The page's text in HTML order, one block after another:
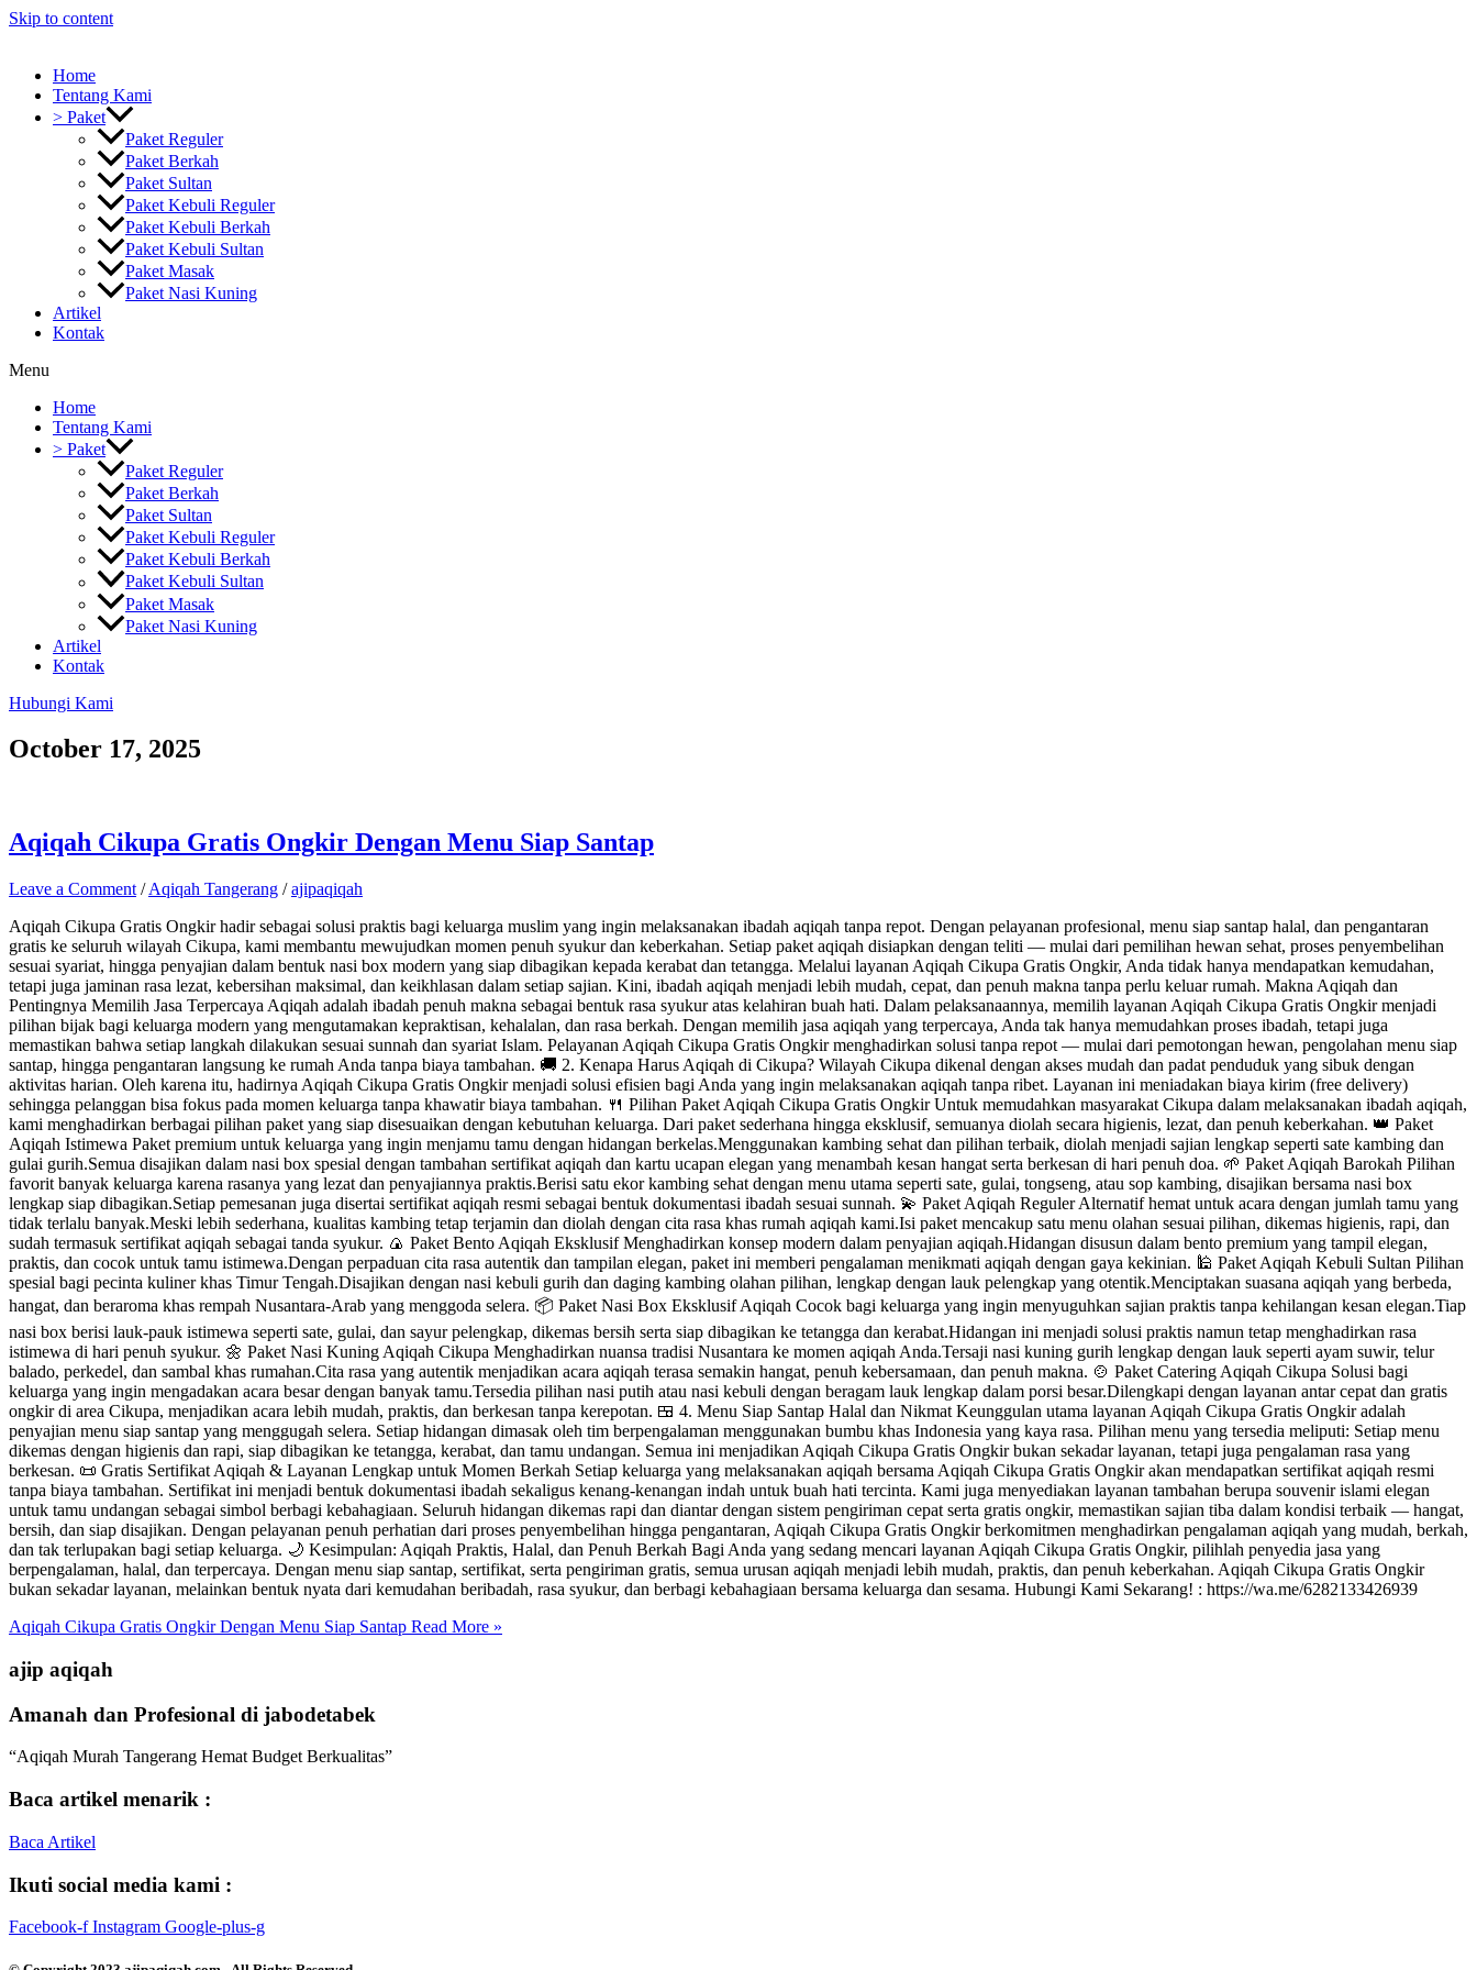
Skip to content
Home
Tentang Kami
> Paket
Paket Reguler
Paket Berkah
Paket Sultan
Paket Kebuli Reguler
Paket Kebuli Berkah
Paket Kebuli Sultan
Paket Masak
Paket Nasi Kuning
Artikel
Kontak
Menu
Home
Tentang Kami
> Paket
Paket Reguler
Paket Berkah
Paket Sultan
Paket Kebuli Reguler
Paket Kebuli Berkah
Paket Kebuli Sultan
Paket Masak
Paket Nasi Kuning
Artikel
Kontak
Hubungi Kami
October 17, 2025
Aqiqah Cikupa Gratis Ongkir Dengan Menu Siap Santap
Leave a Comment /Aqiqah Tangerang /ajipaqiqah
Aqiqah Cikupa Gratis Ongkir hadir sebagai solusi praktis bagi keluarga muslim yang ingin melaksanakan ibadah aqiqah tanpa repot. Dengan pelayanan profesional, menu siap santap halal, dan pengantaran
gratis ke seluruh wilayah Cikupa, kami membantu mewujudkan momen penuh syukur dan keberkahan. Setiap paket aqiqah disiapkan dengan teliti — mulai dari pemilihan hewan sehat, proses penyembelihan
sesuai syariat, hingga penyajian dalam bentuk nasi box modern yang siap dibagikan kepada kerabat dan tetangga. Melalui layanan Aqiqah Cikupa Gratis Ongkir, Anda tidak hanya mendapatkan kemudahan,
tetapi juga jaminan rasa lezat, kebersihan maksimal, dan keikhlasan dalam setiap sajian. Kini, ibadah aqiqah menjadi lebih mudah, cepat, dan penuh makna tanpa perlu keluar rumah. Makna Aqiqah dan
Pentingnya Memilih Jasa Terpercaya Aqiqah adalah ibadah penuh makna sebagai bentuk rasa syukur atas kelahiran buah hati. Dalam pelaksanaannya, memilih layanan Aqiqah Cikupa Gratis Ongkir menjadi
pilihan bijak bagi keluarga modern yang mengutamakan kepraktisan, kehalalan, dan rasa berkah. Dengan memilih jasa aqiqah yang terpercaya, Anda tak hanya memudahkan proses ibadah, tetapi juga
memastikan bahwa setiap langkah dilakukan sesuai sunnah dan syariat Islam. Pelayanan Aqiqah Cikupa Gratis Ongkir menghadirkan solusi tanpa repot — mulai dari pemotongan hewan, pengolahan menu siap
santap, hingga pengantaran langsung ke rumah Anda tanpa biaya tambahan. 🚚 2. Kenapa Harus Aqiqah di Cikupa? Wilayah Cikupa dikenal dengan akses mudah dan padat penduduk yang sibuk dengan
aktivitas harian. Oleh karena itu, hadirnya Aqiqah Cikupa Gratis Ongkir menjadi solusi efisien bagi Anda yang ingin melaksanakan aqiqah tanpa ribet. Layanan ini meniadakan biaya kirim (free delivery)
sehingga pelanggan bisa fokus pada momen keluarga tanpa khawatir biaya tambahan. 🍴 Pilihan Paket Aqiqah Cikupa Gratis Ongkir Untuk memudahkan masyarakat Cikupa dalam melaksanakan ibadah aqiqah,
kami menghadirkan berbagai pilihan paket yang siap disesuaikan dengan kebutuhan keluarga. Dari paket sederhana hingga eksklusif, semuanya diolah secara higienis, lezat, dan penuh keberkahan. 👑 Paket
Aqiqah Istimewa Paket premium untuk keluarga yang ingin menjamu tamu dengan hidangan berkelas.Menggunakan kambing sehat dan pilihan terbaik, diolah menjadi sajian lengkap seperti sate kambing dan
gulai gurih.Semua disajikan dalam nasi box spesial dengan tambahan sertifikat aqiqah dan kartu ucapan elegan yang menambah kesan hangat serta berkesan di hari penuh doa. 🌱 Paket Aqiqah Barokah Pilihan
favorit banyak keluarga karena rasanya yang lezat dan penyajiannya praktis.Berisi satu ekor kambing sehat dengan menu utama seperti sate, gulai, tongseng, atau sop kambing, disajikan bersama nasi box
lengkap siap dibagikan.Setiap pemesanan juga disertai sertifikat aqiqah resmi sebagai bentuk dokumentasi ibadah sesuai sunnah. 💫 Paket Aqiqah Reguler Alternatif hemat untuk acara dengan jumlah tamu yang
tidak terlalu banyak.Meski lebih sederhana, kualitas kambing tetap terjamin dan diolah dengan cita rasa khas rumah aqiqah kami.Isi paket mencakup satu menu olahan sesuai pilihan, dikemas higienis, rapi, dan
sudah termasuk sertifikat aqiqah sebagai tanda syukur. 🍙 Paket Bento Aqiqah Eksklusif Menghadirkan konsep modern dalam penyajian aqiqah.Hidangan disusun dalam bento premium yang tampil elegan,
praktis, dan cocok untuk tamu istimewa.Dengan perpaduan cita rasa autentik dan tampilan elegan, paket ini memberi pengalaman menikmati aqiqah dengan gaya kekinian. 🕌 Paket Aqiqah Kebuli Sultan Pilihan
spesial bagi pecinta kuliner khas Timur Tengah.Disajikan dengan nasi kebuli gurih dan daging kambing olahan pilihan, lengkap dengan lauk pelengkap yang otentik.Menciptakan suasana aqiqah yang berbeda,
hangat, dan beraroma khas rempah Nusantara-Arab yang menggoda selera. 📦 Paket Nasi Box Eksklusif Aqiqah Cocok bagi keluarga yang ingin menyuguhkan sajian praktis tanpa kehilangan kesan elegan.Tiap
nasi box berisi lauk-pauk istimewa seperti sate, gulai, dan sayur pelengkap, dikemas bersih serta siap dibagikan ke tetangga dan kerabat.Hidangan ini menjadi solusi praktis namun tetap menghadirkan rasa
istimewa di hari penuh syukur. 🌼 Paket Nasi Kuning Aqiqah Cikupa Menghadirkan nuansa tradisi Nusantara ke momen aqiqah Anda.Tersaji nasi kuning gurih lengkap dengan lauk seperti ayam suwir, telur
balado, perkedel, dan sambal khas rumahan.Cita rasa yang autentik menjadikan acara aqiqah terasa semakin hangat, penuh kebersamaan, dan penuh makna. 🍲 Paket Catering Aqiqah Cikupa Solusi bagi
keluarga yang ingin mengadakan acara besar dengan banyak tamu.Tersedia pilihan nasi putih atau nasi kebuli dengan beragam lauk lengkap dalam porsi besar.Dilengkapi dengan layanan antar cepat dan gratis
ongkir di area Cikupa, menjadikan acara lebih mudah, praktis, dan berkesan tanpa kerepotan. 🍱 4. Menu Siap Santap Halal dan Nikmat Keunggulan utama layanan Aqiqah Cikupa Gratis Ongkir adalah
penyajian menu siap santap yang menggugah selera. Setiap hidangan dimasak oleh tim berpengalaman menggunakan bumbu khas Indonesia yang kaya rasa. Pilihan menu yang tersedia meliputi: Setiap menu
dikemas dengan higienis dan rapi, siap dibagikan ke tetangga, kerabat, dan tamu undangan. Semua ini menjadikan Aqiqah Cikupa Gratis Ongkir bukan sekadar layanan, tetapi juga pengalaman rasa yang
berkesan. 📜 Gratis Sertifikat Aqiqah & Layanan Lengkap untuk Momen Berkah Setiap keluarga yang melaksanakan aqiqah bersama Aqiqah Cikupa Gratis Ongkir akan mendapatkan sertifikat aqiqah resmi
tanpa biaya tambahan. Sertifikat ini menjadi bentuk dokumentasi ibadah sekaligus kenang-kenangan indah untuk buah hati tercinta. Kami juga menyediakan layanan tambahan berupa souvenir islami elegan
untuk tamu undangan sebagai simbol berbagi kebahagiaan. Seluruh hidangan dikemas rapi dan diantar dengan sistem pengiriman cepat serta gratis ongkir, memastikan sajian tiba dalam kondisi terbaik — hangat,
bersih, dan siap disajikan. Dengan pelayanan penuh perhatian dari proses penyembelihan hingga pengantaran, Aqiqah Cikupa Gratis Ongkir berkomitmen menghadirkan pengalaman aqiqah yang mudah, berkah,
dan tak terlupakan bagi setiap keluarga. 🌙 Kesimpulan: Aqiqah Praktis, Halal, dan Penuh Berkah Bagi Anda yang sedang mencari layanan Aqiqah Cikupa Gratis Ongkir, pilihlah penyedia jasa yang
berpengalaman, halal, dan terpercaya. Dengan menu siap santap, sertifikat, serta pengiriman gratis, semua urusan aqiqah menjadi lebih mudah, praktis, dan penuh keberkahan. Aqiqah Cikupa Gratis Ongkir
bukan sekadar layanan, melainkan bentuk nyata dari kemudahan beribadah, rasa syukur, dan berbagi kebahagiaan bersama keluarga dan sesama. Hubungi Kami Sekarang! : https://wa.me/6282133426939
Aqiqah Cikupa Gratis Ongkir Dengan Menu Siap Santap Read More »
ajip aqiqah
Amanah dan Profesional di jabodetabek
“Aqiqah Murah Tangerang Hemat Budget Berkualitas”
Baca artikel menarik :
Baca Artikel
Ikuti social media kami :
Facebook-f Instagram Google-plus-g